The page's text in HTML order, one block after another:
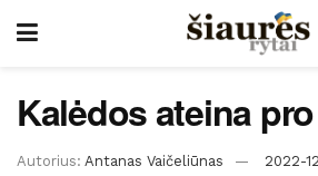
Kalėdos ateina
Autorius: Antanas Vaičeliūnas 2022-